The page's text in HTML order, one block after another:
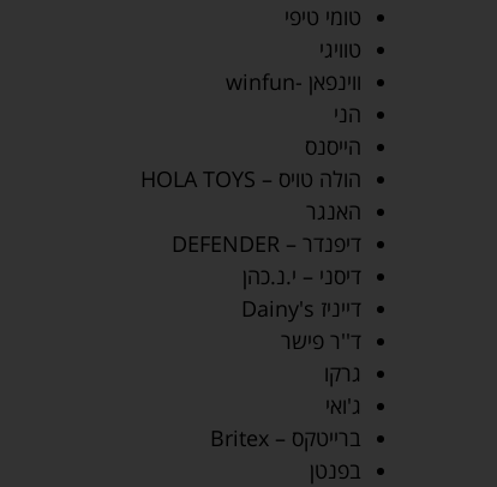
טומי טיפי
טוויגי
ווינפאן -winfun
הני
הייסנס
הולה טויס – HOLA TOYS
האנגר
דיפנדר – DEFENDER
דיסני – י.נ.כהן
דייניז Dainy's
ד''ר פישר
גרקו
ג'ואי
ברייטקס – Britex
בפנטן